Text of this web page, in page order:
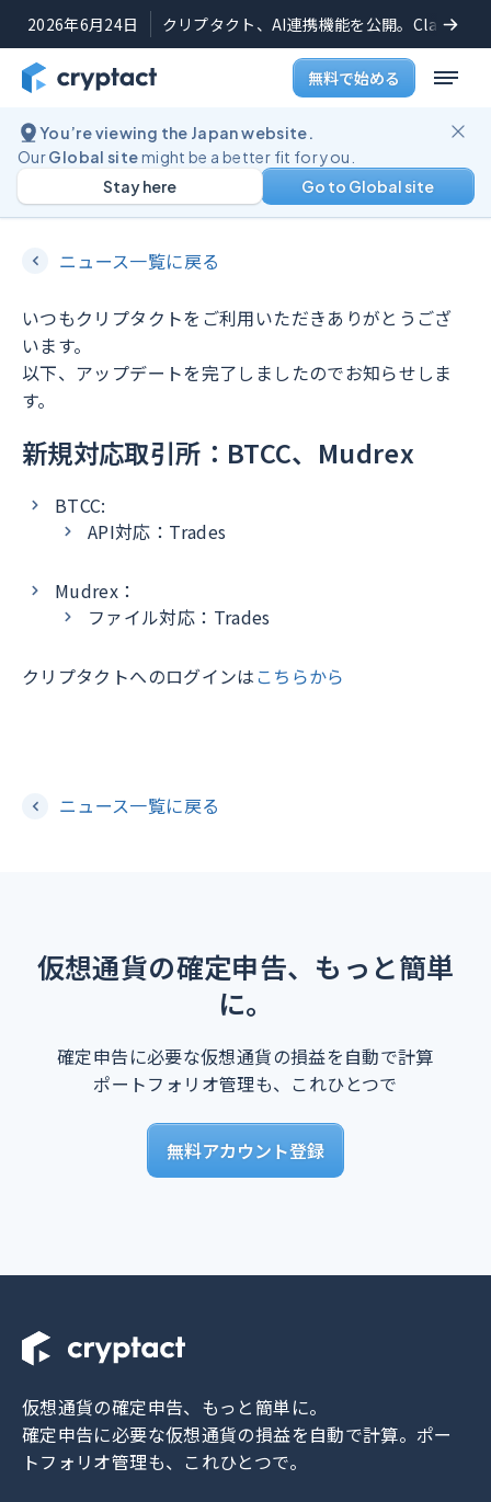
2026年6月24日 クリプタクト、AI連携機能を公開。Claude
無料で始める
You’re viewing the Japan website.
OurGlobal sitemight be a better fit for you.
Go to Global site
Stay here
機能アップデート
BTCC、Mudrexの新規対応を開始
ニュース一覧に戻る
いつもクリプタクトをご利用いただきありがとうござ
います。
以下、アップデートを完了しましたのでお知らせしま
す。
新規対応取引所：BTCC、Mudrex
BTCC:
API対応：Trades
Mudrex：
ファイル対応：Trades
クリプタクトへのログインは こちらから
ニュース一覧に戻る
仮想通貨の確定申告、もっと簡単
に。
確定申告に必要な仮想通貨の損益を自動で計算
ポートフォリオ管理も、これひとつで
無料アカウント登録
仮想通貨の確定申告、もっと簡単に。
確定申告に必要な仮想通貨の損益を自動で計算。 ポー
トフォリオ管理も、これひとつで。